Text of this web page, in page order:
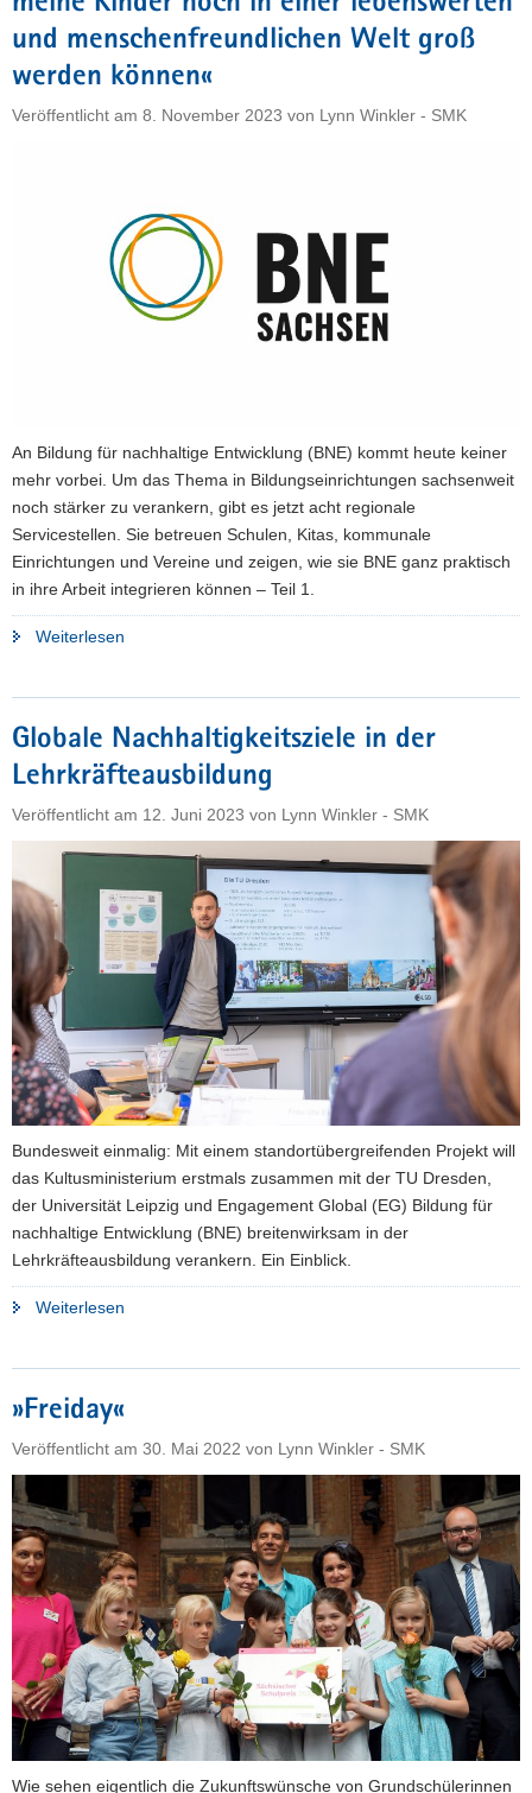
Schule
in
Sachsen
erreichen«"
und menschenfreundlichen Welt groß
werden können«
Veröffentlicht am 8. November 2023 von Lynn Winkler - SMK
An Bildung für nachhaltige Entwicklung (BNE) kommt heute keiner
mehr vorbei. Um das Thema in Bildungseinrichtungen sachsenweit
noch stärker zu verankern, gibt es jetzt acht regionale
Servicestellen. Sie betreuen Schulen, Kitas, kommunale
Einrichtungen und Vereine und zeigen, wie sie BNE ganz praktisch
in ihre Arbeit integrieren können – Teil 1.
Weiterlesen
Wunsch,
dass
Kinder
noch
einer
lebenswerten
und
menschenfreundlichen
groß
werden
können«"
Globale Nachhaltigkeitsziele in der
Lehrkräfteausbildung
Veröffentlicht am 12. Juni 2023 von Lynn Winkler - SMK
Bundesweit einmalig: Mit einem standortübergreifenden Projekt will
das Kultusministerium erstmals zusammen mit der TU Dresden,
der Universität Leipzig und Engagement Global (EG) Bildung für
nachhaltige Entwicklung (BNE) breitenwirksam in der
Lehrkräfteausbildung verankern. Ein Einblick.
Weiterlesen
Lehrkräfteausbildung"
»Freiday«
Veröffentlicht am 30. Mai 2022 von Lynn Winkler - SMK
Wie sehen eigentlich die Zukunftswünsche von Grundschülerinnen